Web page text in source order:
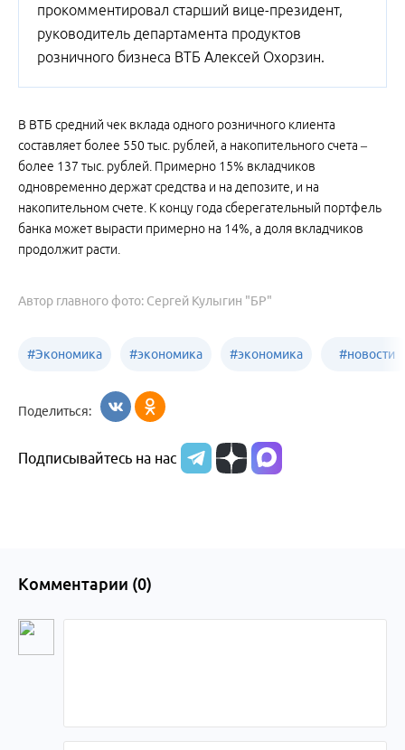
прокомментировал старший вице-президент,
руководитель департамента продуктов
розничного бизнеса ВТБ Алексей Охорзин.
В ВТБ средний чек вклада одного розничного клиента
составляет более 550 тыс. рублей, а накопительного счета –
более 137 тыс. рублей. Примерно 15% вкладчиков
одновременно держат средства и на депозите, и на
накопительном счете. К концу года сберегательный портфель
банка может вырасти примерно на 14%, а доля вкладчиков
продолжит расти.
Автор главного фото: Сергей Кулыгин "БР"
#Экономика #экономика
Алтайский
край
#экономика #новости
Поделиться:
Подписывайтесь на нас
Комментарии (0)